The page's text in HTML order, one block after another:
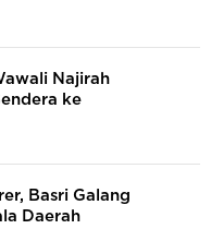
Najirah
ke
Basri Galang
Daerah